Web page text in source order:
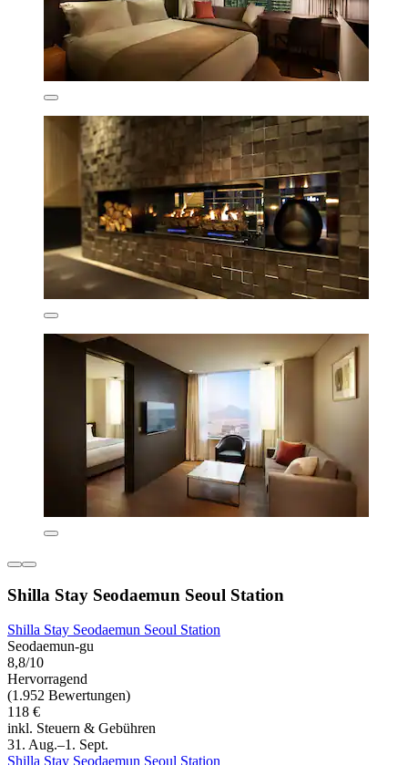
Shilla Stay Seodaemun Seoul Station
Shilla Stay Seodaemun Seoul Station
Seodaemun-gu
8,8/10
Hervorragend
(1.952 Bewertungen)
118 €
inkl. Steuern & Gebühren
31. Aug.–1. Sept.
Shilla Stay Seodaemun Seoul Station